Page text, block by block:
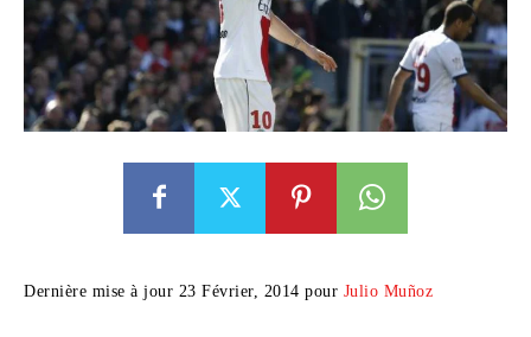
Dernière mise à jour 23 Février, 2014 pour Julio Muñoz